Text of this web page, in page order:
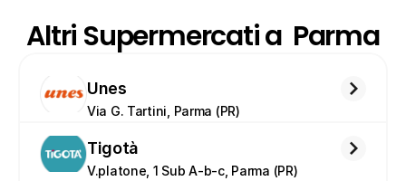
Altri Supermercati a  Parma
Unes
Via G. Tartini, Parma (PR)
Tigotà
V.platone, 1 Sub A-b-c, Parma (PR)